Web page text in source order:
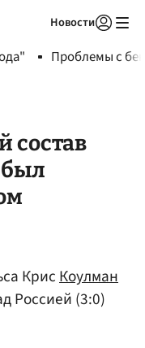
Новости
Проблемы с
состав
был
КрисКоулман
Россией (3:0)